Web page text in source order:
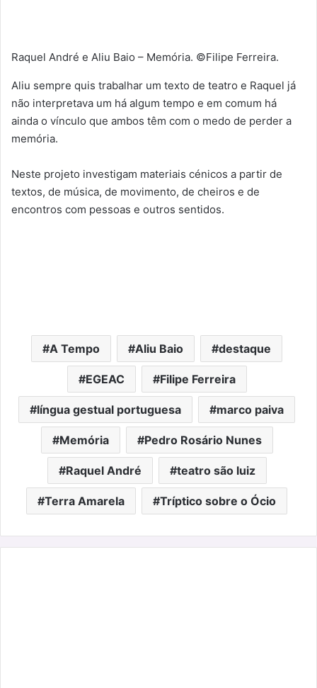
Raquel André e Aliu Baio – Memória. ©Filipe Ferreira.
Aliu sempre quis trabalhar um texto de teatro e Raquel já
não interpretava um há algum tempo e em comum há
ainda o vínculo que ambos têm com o medo de perder a
memória.
Neste projeto investigam materiais cénicos a partir de
textos, de música, de movimento, de cheiros e de
encontros com pessoas e outros sentidos.
A Tempo Aliu Baio destaque
EGEAC Filipe Ferreira
língua gestual portuguesa marco paiva
Memória Pedro Rosário Nunes
Raquel André teatro são luiz
Terra Amarela Tríptico sobre o Ócio